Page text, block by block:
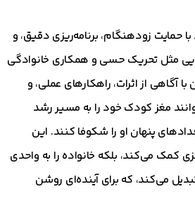
حمایت زودهنگام، برنامه‌ریزی دقیق، و
مثل تحریک حسی و همکاری خانوادگی
آگاهی از اثرات، راهکارهای عملی، و
مغز کودک خود را به مسیر رشد
پنهان او را شکوفا کنند. این
کمک می‌کند، بلکه خانواده را به واحدی
می‌کند، که برای آینده‌ای روشن